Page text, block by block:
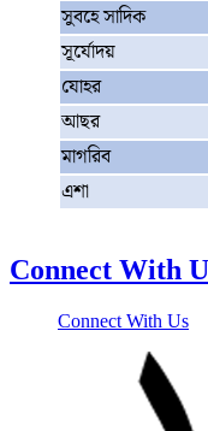
সুবহে সাদিক
সূর্যোদয়
যোহর
আছর
মাগরিব
এশা
Connect With
Connect With Us